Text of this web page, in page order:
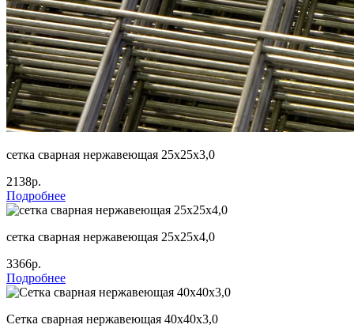
сетка сварная нержавеющая 25х25х3,0
2138р.
Подробнее
сетка сварная нержавеющая 25х25х4,0
3366р.
Подробнее
Сетка сварная нержавеющая 40х40х3,0